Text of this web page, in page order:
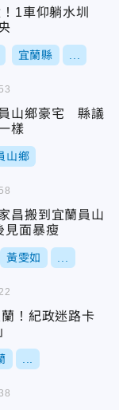
1車仰躺水圳
宜蘭縣
山鄉豪宅 縣議
樣
山鄉
昌搬到宜蘭員山
面暴瘦
黃雯如
！紀政迷路卡